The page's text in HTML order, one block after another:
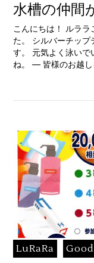
水槽の仲間
こんにちは！ ルラ
た。 シルバーチッ
す。 元気よく泳いで
ね。 — 皆様のお越
LuRaRa